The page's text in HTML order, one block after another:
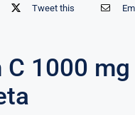
Tweet this
1000